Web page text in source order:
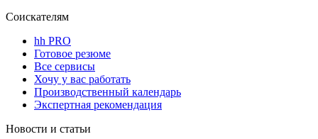
Соискателям
hh PRO
Готовое резюме
Все сервисы
Хочу у вас работать
Производственный календарь
Экспертная рекомендация
Новости и статьи